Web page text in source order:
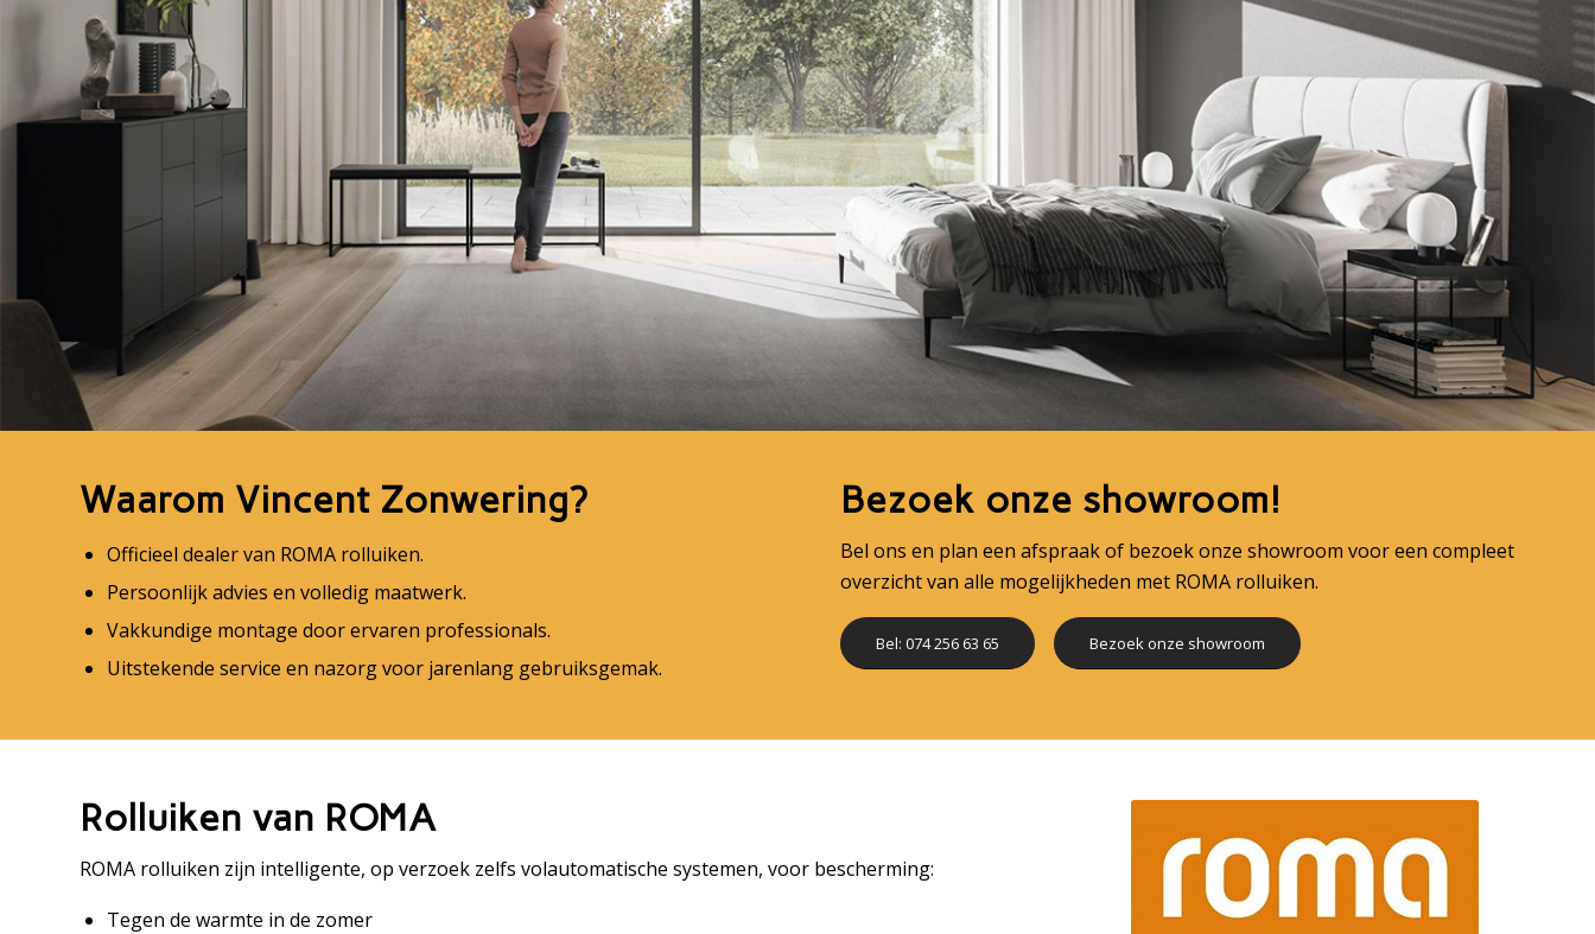
Waarom Vincent Zonwering?
Officieel dealer van ROMA rolluiken.
Persoonlijk advies en volledig maatwerk.
Vakkundige montage door ervaren professionals.
Uitstekende service en nazorg voor jarenlang gebruiksgemak.
Bezoek onze showroom!
Bel ons en plan een afspraak of bezoek onze showroom voor een compleet
overzicht van alle mogelijkheden met ROMA rolluiken.
Bel: 074 256 63 65 Bezoek onze showroom
Rolluiken van ROMA
ROMA rolluiken zijn intelligente, op verzoek zelfs volautomatische systemen, voor bescherming:
Tegen de warmte in de zomer